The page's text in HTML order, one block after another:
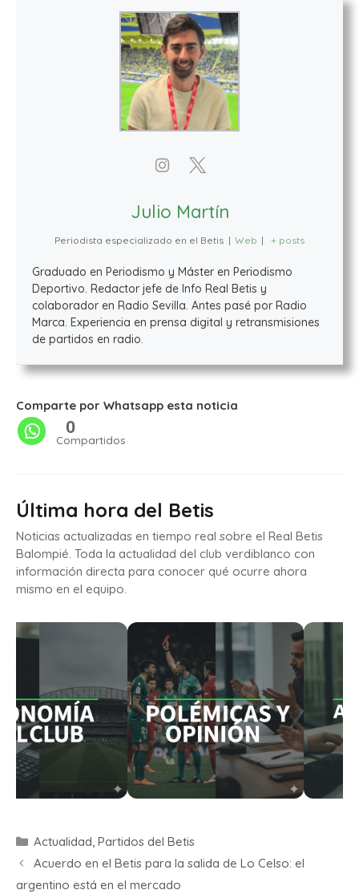
Julio Martín
Periodista especializado en el Betis | Web | + posts
Graduado en Periodismo y Máster en Periodismo
Deportivo. Redactor jefe de Info Real Betis y
colaborador en Radio Sevilla. Antes pasé por Radio
Marca. Experiencia en prensa digital y retransmisiones
de partidos en radio.
Comparte por Whatsapp esta noticia
0
Compartidos
Última hora del Betis
Noticias actualizadas en tiempo real sobre el Real Betis
Balompié. Toda la actualidad del club verdiblanco con
información directa para conocer qué ocurre ahora
mismo en el equipo.
Actualidad, Partidos del Betis
Acuerdo en el Betis para la salida de Lo Celso: el
argentino está en el mercado